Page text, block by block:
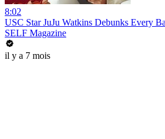
8:02
USC Star JuJu Watkins Debunks Every
SELF Magazine
il y a 7 mois